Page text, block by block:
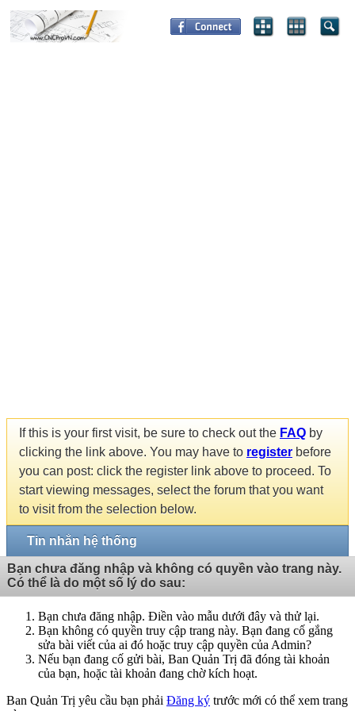
If this is your first visit, be sure to check out the FAQ by
clicking the link above. You may have to register before
you can post: click the register link above to proceed. To
start viewing messages, select the forum that you want
to visit from the selection below.
Tin nhắn hệ thống
Bạn chưa đăng nhập và không có quyền vào trang này.
Có thể là do một số lý do sau:
Bạn chưa đăng nhập. Điền vào mẫu dưới đây và thử lại.
Bạn không có quyền truy cập trang này. Bạn đang cố gắng
sửa bài viết của ai đó hoặc truy cập quyền của Admin?
Nếu bạn đang cố gửi bài, Ban Quản Trị đã đóng tài khoản
của bạn, hoặc tài khoản đang chờ kích hoạt.
Ban Quản Trị yêu cầu bạn phải Đăng ký trước mới có thể xem trang